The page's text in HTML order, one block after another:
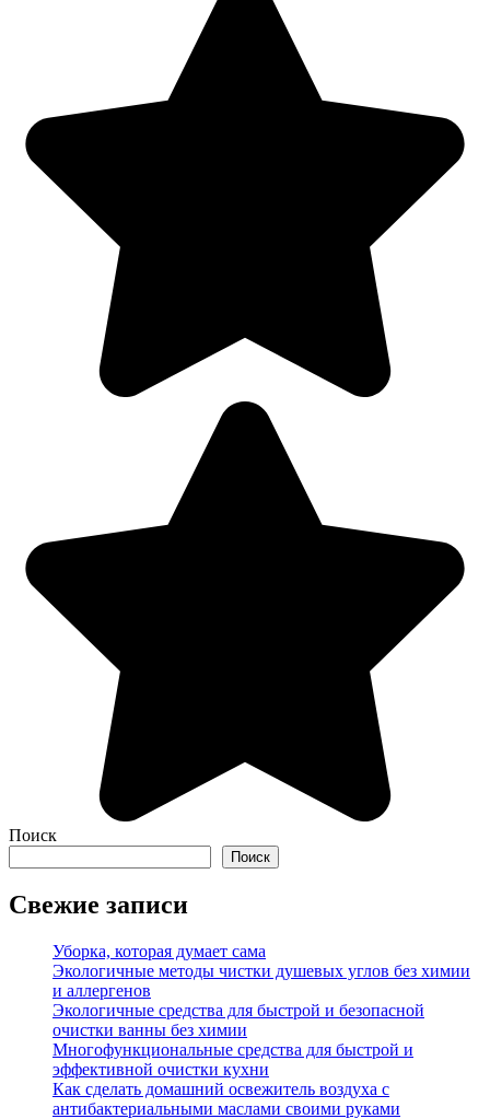
Поиск
Поиск
Свежие записи
Уборка, которая думает сама
Экологичные методы чистки душевых углов без химии
и аллергенов
Экологичные средства для быстрой и безопасной
очистки ванны без химии
Многофункциональные средства для быстрой и
эффективной очистки кухни
Как сделать домашний освежитель воздуха с
антибактериальными маслами своими руками